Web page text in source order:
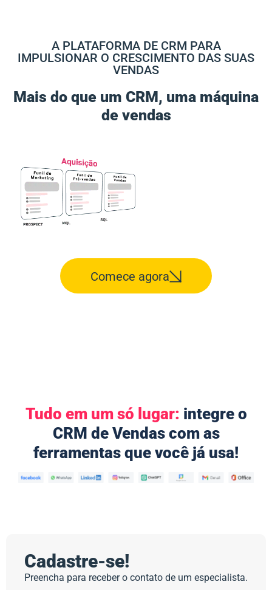
A PLATAFORMA DE CRM PARA
IMPULSIONAR O CRESCIMENTO DAS SUAS
VENDAS
Mais do que um CRM, uma máquina
de vendas
Comece agora
Tudo em um só lugar: integre o
CRM de Vendas com as
ferramentas que você já usa!
Cadastre-se!
Preencha para receber o contato de um especialista.